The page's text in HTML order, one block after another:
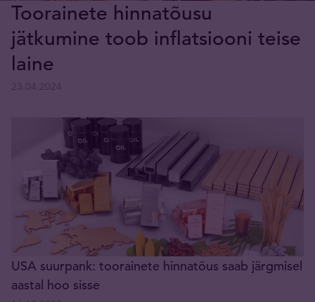
Toorainete hinnatõusu
jätkumine toob inflatsiooni teise
laine
USA suurpank: toorainete hinnatõus saab järgmisel
aastal hoo sisse